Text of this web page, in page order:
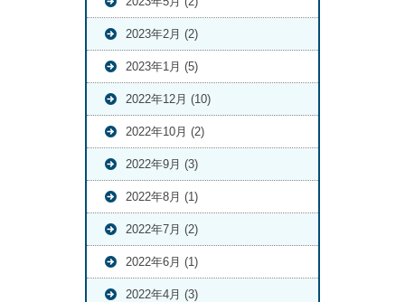
2023年2月 (2)
2023年1月 (5)
2022年12月 (10)
2022年10月 (2)
2022年9月 (3)
2022年8月 (1)
2022年7月 (2)
2022年6月 (1)
2022年4月 (3)